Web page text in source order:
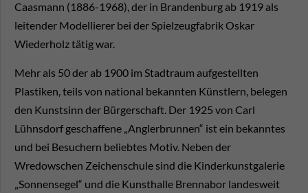
Caasmann (1886-1968), der in Brandenburg ab 1919 als
leitender Modellierer bei der Spielzeugfabrik Oskar
Wiederholz tätig war.
Mehr als 50 der ab 1900 im Stadtraum aufgestellten
Plastiken, teils von national bekannten Künstlern, belegen
den Kunstsinn der Bürgerschaft. Der 1925 von Carl
Lühnsdorf geschaffene „Anglerbrunnen“ ist ein bekanntes
und bei Besuchern beliebtes Motiv. Neben der
Wredowschen Zeichenschule sind die Kinderkunstgalerie
„Sonnensegel“ und die Kunsthalle Brennabor landesweit